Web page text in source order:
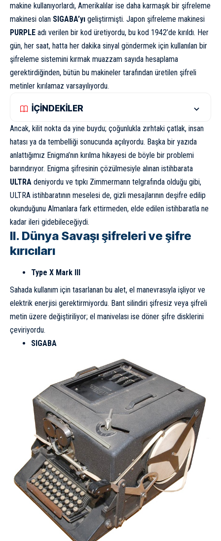
makine kullanıyorlardı, Amerikalılar ise daha karmaşık bir şifreleme
makinesi olan SIGABA’yı geliştirmişti. Japon şifreleme makinesi
PURPLE adı verilen bir kod üretiyordu, bu kod 1942’de kırıldı. Her
gün, her saat, hatta her dakika sinyal göndermek için kullanılan bir
şifreleme sistemini kırmak muazzam sayıda hesaplama
gerektirdiğinden, bütün bu makineler tarafından üretilen şifreli
metinler kırılamaz varsayılıyordu.
İÇİNDEKİLER
Ancak, kilit nokta da yine buydu; çoğunlukla zırhtaki çatlak, insan
hatası ya da tembelliği sonucunda açılıyordu. Başka bir yazıda
anlattığımız Enigma’nın kırılma hikayesi de böyle bir problemi
barındırıyor. Enigma şifresinin çözülmesiyle alınan istihbarata
ULTRA deniyordu ve tıpkı Zimmermann telgrafında olduğu gibi,
ULTRA istihbaratının meselesi de, gizli mesajlarının deşifre edilip
okunduğunu Almanlara fark ettirmeden, elde edilen istihbaratla ne
kadar ileri gidebileceğiydi.
II. Dünya Savaşı şifreleri ve şifre
kırıcıları
Type X Mark III
Sahada kullanım için tasarlanan bu alet, el manevrasıyla işliyor ve
elektrik enerjisi gerektirmiyordu. Bant silindiri şifresiz veya şifreli
metin üzere değiştiriliyor; el manivelası ise döner şifre disklerini
çeviriyordu.
SIGABA